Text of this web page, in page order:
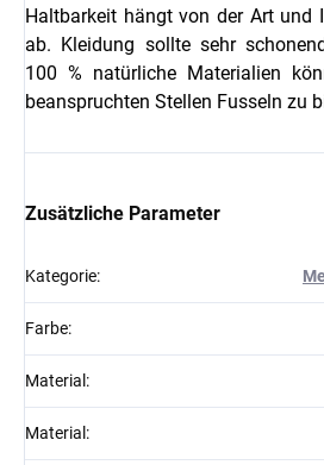
Haltbarkeit hängt von der Art und
ab. Kleidung sollte sehr
100 % natürliche Materialien
beanspruchten Stellen Fusseln zu
Zusätzliche Parameter
Kategorie:
Farbe:
Material :
Material :